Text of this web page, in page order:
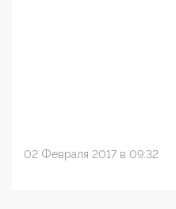
02 Февраля 2017 в 09:32